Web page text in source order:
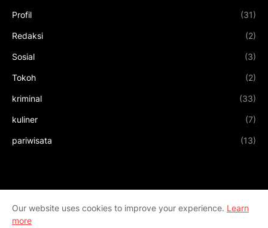
Profil (31)
Redaksi (2)
Sosial (3)
Tokoh (2)
kriminal (33)
kuliner (7)
pariwisata (13)
Our website uses cookies to improve your experience. Learn
more